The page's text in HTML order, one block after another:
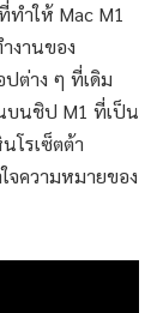
ำให้ Mac M1
งานของ
ปต่าง ๆ ที่เดิม
บนชิป M1 ที่เป็น
โรเซ็ตต้า
จความหมายของ